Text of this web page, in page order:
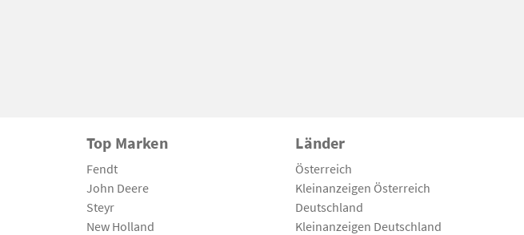
Top Marken
Fendt
John Deere
Steyr
New Holland
Länder
Österreich
Kleinanzeigen Österreich
Deutschland
Kleinanzeigen Deutschland